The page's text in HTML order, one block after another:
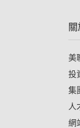
美
投
集
人
網